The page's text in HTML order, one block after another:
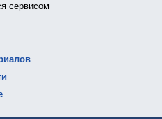
сервисом